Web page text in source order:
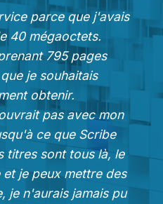
parce que j'avais
40 mégaoctets.
795 pages
je souhaitais
obtenir.
pas avec mon
ce que Scribe
titres sont tous là, le
je peux mettre des
je n'aurais jamais pu